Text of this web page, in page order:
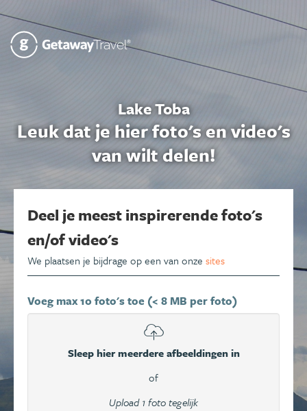
Lake Toba
Leuk dat je hier foto's en video's
van wilt delen!
Deel je meest inspirerende foto's
en/of video's
We plaatsen je bijdrage op een van onze sites
Voeg max 10 foto's toe (< 8 MB per foto)
Sleep hier meerdere afbeeldingen in
of
Upload 1 foto tegelijk